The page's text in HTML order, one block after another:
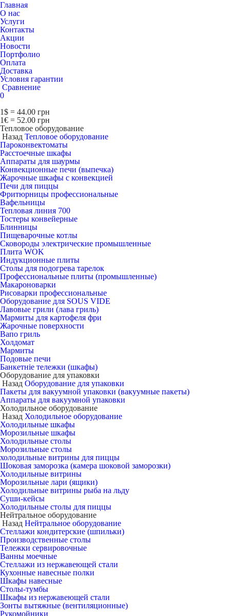
Главная
О нас
Услуги
Контакты
Акции
Новости
Портфолио
Оплата
Доставка
Условия гарантии
Сравнение
0
1$ = 44.00 грн
1€ = 52.00 грн
Тепловое оборудование
Назад Тепловое оборудование
Пароконвектоматы
Расcтоечные шкафы
Аппараты для шаурмы
Конвекционные печи (выпечка)
Жарочные шкафы с конвекцией
Печи для пиццы
Фритюрницы профессиональные
Вафельницы
Тепловая линия 700
Тостеры конвейерные
Блинницы
Пищеварочные котлы
Сковороды электрические промышленные
Плита WOK
Индукционные плиты
Столы для подогрева тарелок
Профессиональные плиты (промышленные)
Макароноварки
Рисоварки профессиональные
Оборудование для SOUS VIDE
Лавовые грили (лава гриль)
Мармиты для картофеля фри
Жарочные поверхности
Вапо гриль
Холдомат
Мармиты
Подовые печи
Банкетніе тележки (шкафы)
Оборудование для упаковки
Назад Оборудование для упаковки
Пакеты для вакуумной упаковки (вакуумные пакеты)
Аппараты для вакуумной упаковки
Холодильное оборудование
Назад Холодильное оборудование
Холодильные шкафы
Морозильные шкафы
Холодильные столы
Морозильные столы
холодильные витрины для пиццы
Шоковая заморозка (камера шоковой заморозки)
Холодильные витрины
Морозильные лари (ящики)
Холодильные витрины рыба на льду
Суши-кейсы
Холодильные столы для пиццы
Нейтральное оборудование
Назад Нейтральное оборудование
Стеллажи кондитерские (шпильки)
Производственные столы
Тележки сервировочные
Ванны моечные
Стеллажи из нержавеющей стали
Кухонные навесные полки
Шкафы навесные
Столы-тумбы
Шкафы из нержавеющей стали
Зонты вытяжные (вентиляционные)
Рукомойники